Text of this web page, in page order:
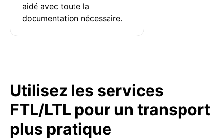
aidé avec toute la
documentation nécessaire.
Utilisez les services
FTL/LTL pour un transport
plus pratique